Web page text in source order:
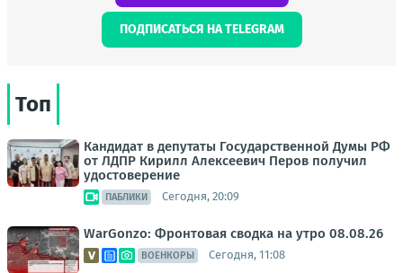
ПОДПИСАТЬСЯ НА TELEGRAM
Топ
Кандидат в депутаты Государственной Думы РФ
от ЛДПР Кирилл Алексеевич Перов получил
удостоверение
ПАБЛИКИ Сегодня, 20:09
WarGonzo: Фронтовая сводка на утро 08.08.26
ВОЕНКОРЫ Сегодня, 11:08